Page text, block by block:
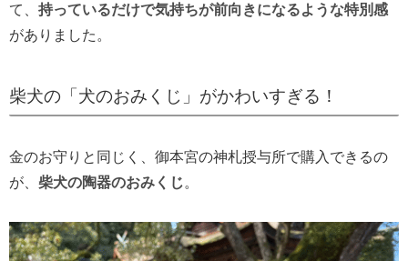
て、 持っているだけで気持ちが前向きになるような特別感
がありました。
柴犬の「犬のおみくじ」がかわいすぎる！
金のお守りと同じく、御本宮の神札授与所で購入できるの
が、 柴犬の陶器のおみくじ。